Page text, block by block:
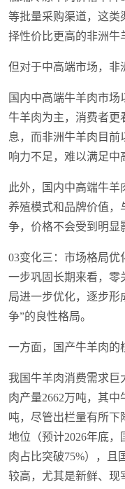
等批量采购渠道，这类
择性价比更高的非洲牛
但对于中高端市场，非
国内中高端牛羊肉市场
牛羊肉为主，消费者更
息，而非洲牛羊肉目前
响力不足，难以满足中
此外，国内中高端牛羊
养殖模式和品牌价值，
争，价格不会受到明显
03变化三：市场格局优
一步巩固长期来看，零
局进一步优化，逐步形
争”的良性格局。
一方面，国产牛羊肉的
我国牛羊肉消费需求巨
肉产量2662万吨，其中
吨，尽管出栏量有所
地位（预计2026年底
肉占比突破75%），且
较高，尤其是新鲜、现